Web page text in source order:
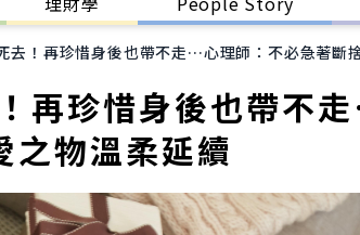
去！再珍惜身後也帶不走…心理師：不必急著斷
再珍惜身後也帶不
之物溫柔延續